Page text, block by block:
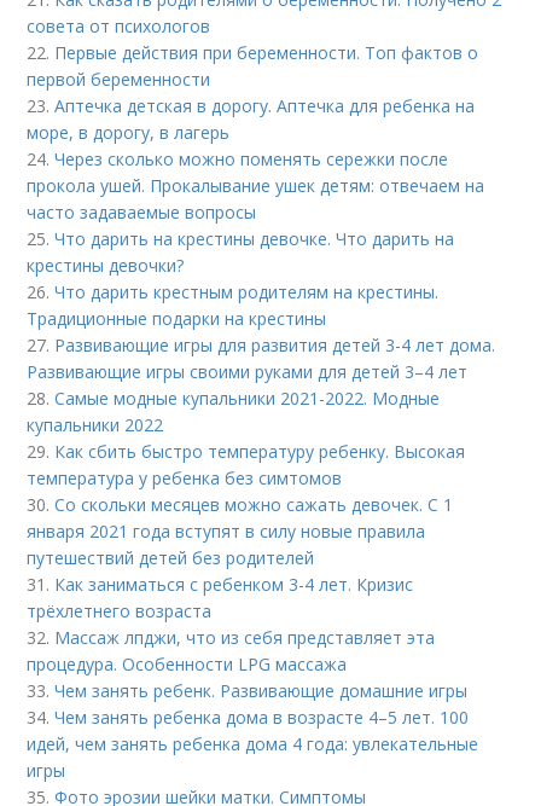
совета от психологов
22. Первые действия при беременности. Топ фактов о
первой беременности
23.Аптечка детская в дорогу. Аптечка для ребенка на
море, в дорогу, в лагерь
24.Через сколько можно поменять сережки после
прокола ушей. Прокалывание ушек детям: отвечаем на
часто задаваемые вопросы
25.Что дарить на крестины девочке. Что дарить на
крестины девочки?
26.Что дарить крестным родителям на крестины.
Традиционные подарки на крестины
27. Развивающие игры для развития детей 3-4 лет дома.
Развивающие игры своими руками для детей 3–4 лет
28.Самые модные купальники 2021-2022. Модные
купальники 2022
29. Как сбить быстро температуру ребенку. Высокая
температура у ребенка без симтомов
30.Со скольки месяцев можно сажать девочек. С 1
января 2021 года вступят в силу новые правила
путешествий детей без родителей
31. Как заниматься с ребенком 3-4 лет. Кризис
трёхлетнего возраста
32. Массаж лпджи, что из себя представляет эта
процедура. Особенности LPG массажа
33.Чем занять ребенк. Развивающие домашние игры
34.Чем занять ребенка дома в возрасте 4–5 лет. 100
идей, чем занять ребенка дома 4 года: увлекательные
игры
35.Фото эрозии шейки матки. Симптомы